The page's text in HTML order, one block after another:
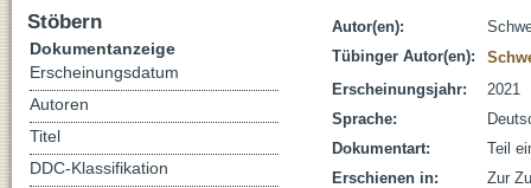
Autor(en):
Tübinger Autor(en):
Erscheinungsjahr:
2021
Sprache:
Dokumentart:
Teil
Erschienen in:
Zur
Stöbern
Dokumentanzeige
Erscheinungsdatum
Autoren
Titel
DDC-Klassifikation